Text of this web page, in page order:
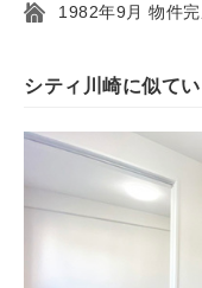
1982年9月 物件
シティ川崎に似て